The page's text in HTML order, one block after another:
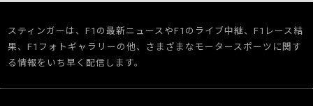
スティンガーは、F1の最新ニュースやF1のライブ中継、F1レース結
果、F1フォトギャラリーの他、さまざまなモータースポーツに関す
る情報をいち早く配信します。